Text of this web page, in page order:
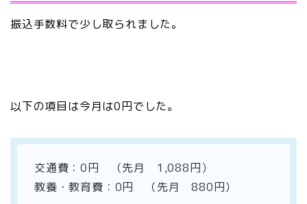
振込手数料で少し取られました。
以下の項目は今月は0円でした。
交通費：0円 （先月 1,088円）
教養・教育費：0円 （先月 880円）